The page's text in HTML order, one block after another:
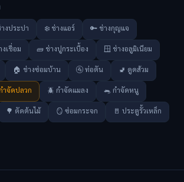
งประปา ❄️ ช่างแอร์ 🔑 ช่างกุญแจ
เชื่อม 🧱 ช่างปูกระเบื้อง 🪟 ช่างอลูมิเนียม
🏠 ช่างซ่อมบ้าน 🚰 ท่อตัน 🚽 ดูดส้วม
ำจัดปลวก 🪲 กำจัดแมลง 🐀 กำจัดหนู
🌳 ตัดต้นไม้ 🪞 ซ่อมกระจก 🚪 ประตูรั้วเหล็ก